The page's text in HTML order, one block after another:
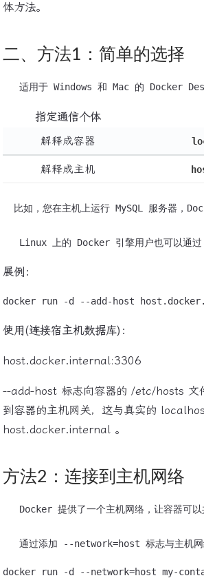
体方法。
二、方法1：简单的选择
指定通信个体
解释成容器
解释成主机
比如，您在主机上运行 MySQL 服务器，
展例：
使用(连接宿主机数据库)：
host.docker.internal:3306
--add-host 标志向容器的 /etc/hosts 文
到容器的主机网关，这与真实的
host.docker.internal 。
方法2：连接到主机网络
Docker 提供了一个主机网络，让容器可以